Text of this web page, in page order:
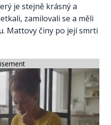
je stejně krásný a
zamilovali se a měli
Mattovy činy po její smrti